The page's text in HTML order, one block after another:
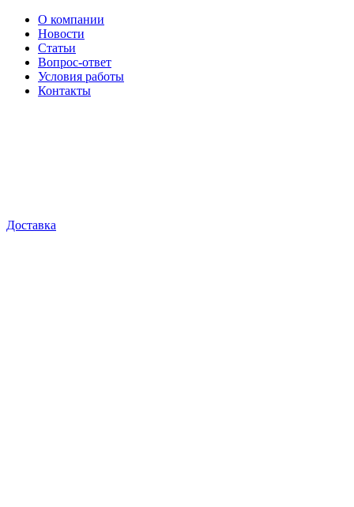
О компании
Новости
Статьи
Вопрос-ответ
Условия работы
Контакты
Доставка